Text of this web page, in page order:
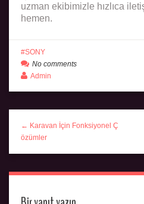
uzman ekibimizle hızlıca
hemen.
SONY
No comments
Admin
← Karavan İçin Fonksiyonel Ç
özümler